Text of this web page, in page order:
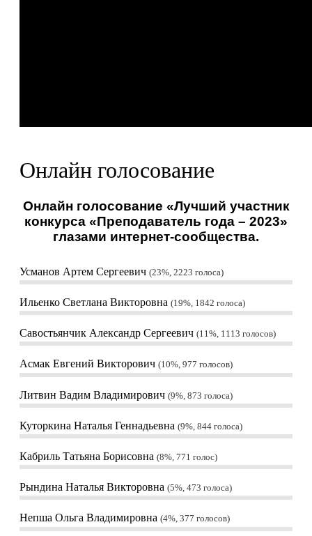
Онлайн голосование
Онлайн голосование «Лучший участник
конкурса «Преподаватель года – 2023»
глазами интернет-сообщества.
Усманов Артем Сергеевич 23%, 2223 голоса
Ильенко Светлана Викторовна 19%, 1842 голоса
Савостьянчик Александр Сергеевич 11%, 1113 голосов
Асмак Евгений Викторович 10%, 977 голосов
Литвин Вадим Владимирович 9%, 873 голоса
Куторкина Наталья Геннадьевна 9%, 844 голоса
Кабриль Татьяна Борисовна 8%, 771 голос
Рындина Наталья Викторовна 5%, 473 голоса
Непша Ольга Владимировна 4%, 377 голосов